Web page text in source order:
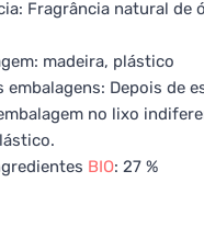
Fragrância natural de
madeira, plástico
embalagens: Depois de
no lixo
BIO: 27 %